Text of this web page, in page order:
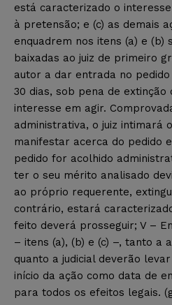
está caracterizado o
à pretensão; e (c) as demais
enquadrem nos itens (a) e (b)
baixadas ao juiz de primeiro
autor a dar entrada no
30 dias, sob pena de
interesse em agir.
administrativa, o juiz intimará
manifestar acerca do pedido
pedido for acolhido
ter o seu mérito analisado
ao próprio requerente,
contrário, estará
feito deverá prosseguir; V –
– itens (a), (b) e (c) –, tanto a
quanto a judicial deverão
início da ação como data de
para todos os efeitos legais.